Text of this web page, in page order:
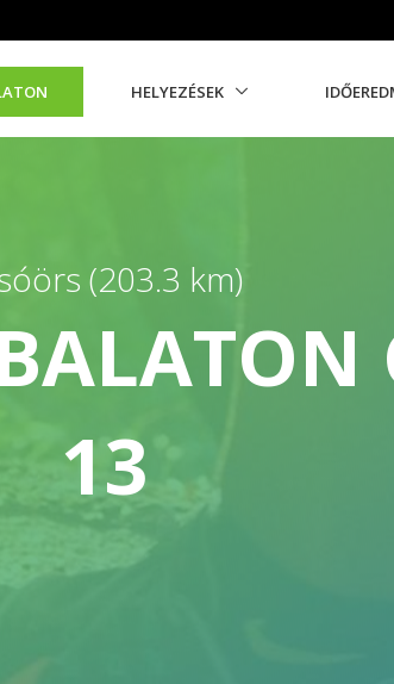
HELYEZÉSEK
(203.3 km)
13